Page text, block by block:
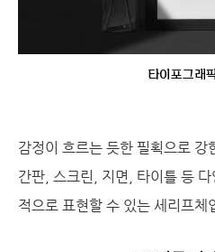
타이포그래
감정이 흐르는 듯한 필획으로 강
간판, 스크린, 지면, 타이틀 등
적으로 표현할 수 있는 세리프체